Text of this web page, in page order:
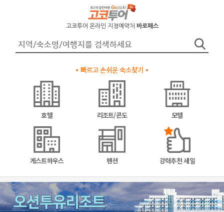
고코투어 온라인 지정예약처 바로패스
빠르고 손쉬운 숙소찾기
호텔 리조트/콘도 모텔
게스트하우스 펜션 강력추천 세일